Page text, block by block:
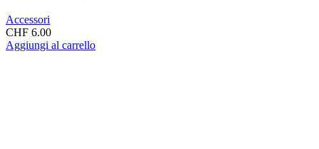
Accessori
CHF 6.00
Aggiungi al carrello